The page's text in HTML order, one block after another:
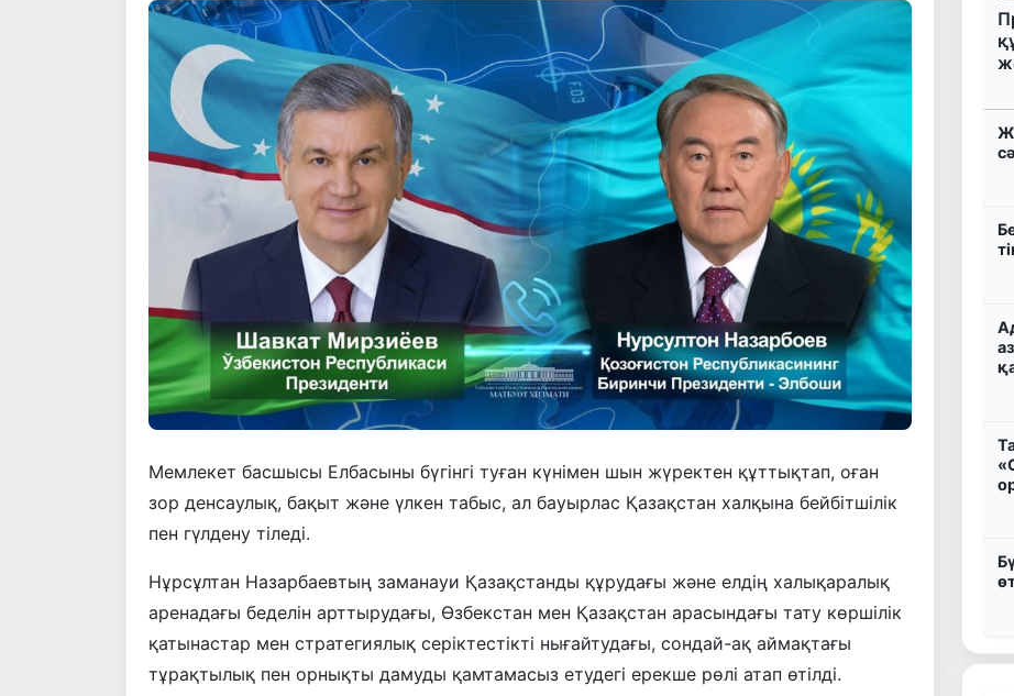
Мемлекет басшысы Елбасыны бүгінгі туған күнімен шын жүректен құттықтап, оған
зор денсаулық, бақыт және үлкен табыс, ал бауырлас Қазақстан халқына бейбітшілік
пен гүлдену тіледі.
Нұрсұлтан Назарбаевтың заманауи Қазақстанды құрудағы және елдің халықаралық
аренадағы беделін арттырудағы, Өзбекстан мен Қазақстан арасындағы тату көршілік
қатынастар мен стратегиялық серіктестікті нығайтудағы, сондай-ақ аймақтағы
тұрақтылық пен орнықты дамуды қамтамасыз етудегі ерекше рөлі атап өтілді.